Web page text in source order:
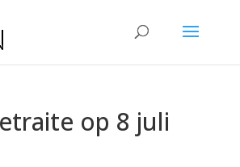
op 8 juli